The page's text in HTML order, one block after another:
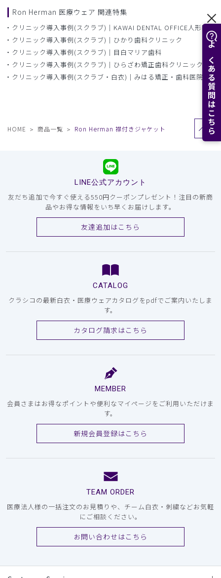
よくある質問はこちら
Ron Herman 医療ウェア 関連特集
クリニック導入事例(スクラブ)｜KAWAI DENTAL OFFICE人形町
クリニック導入事例(スクラブ)｜ひかり歯科クリニック
クリニック導入事例(スクラブ)｜目白マリア歯科
クリニック導入事例(スクラブ)｜ひらざわ矯正歯科クリニック
クリニック導入事例(スクラブ・白衣)｜みはる矯正・歯科医院
HOME 商品一覧 Ron Herman 襟付きジャケット
LINE公式アカウント
友だち追加で今すぐ使える550円クーポンプレゼント！注目の新商
品やお得な情報をいち早くお届けします。
友達追加はこちら
CATALOG
クラシコの最新白衣・医療ウェアカタログをpdfでご案内いたしま
す。
カタログ請求はこちら
MEMBER
会員さまはお得なポイントや便利なマイページをご利用いただけま
す。
新規会員登録はこちら
TEAM ORDER
医療法人様の一括注文のお見積りや、チーム白衣・刺繍などお気軽
にご相談ください。
お問い合わせはこちら